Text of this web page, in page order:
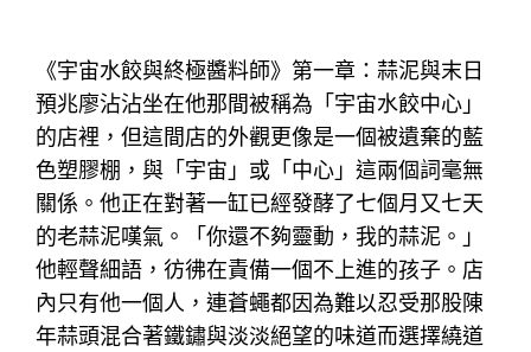
《宇宙水餃與終極醬料師》第一章：蒜泥與末日
預兆廖沾沾坐在他那間被稱為「宇宙水餃中心」
的店裡，但這間店的外觀更像是一個被遺棄的藍
色塑膠棚，與「宇宙」或「中心」這兩個詞毫無
關係。他正在對著一缸已經發酵了七個月又七天
的老蒜泥嘆氣。「你還不夠靈動，我的蒜泥。」
他輕聲細語，彷彿在責備一個不上進的孩子。店
內只有他一個人，連蒼蠅都因為難以忍受那股陳
年蒜頭混合著鐵鏽與淡淡絕望的味道而選擇繞道